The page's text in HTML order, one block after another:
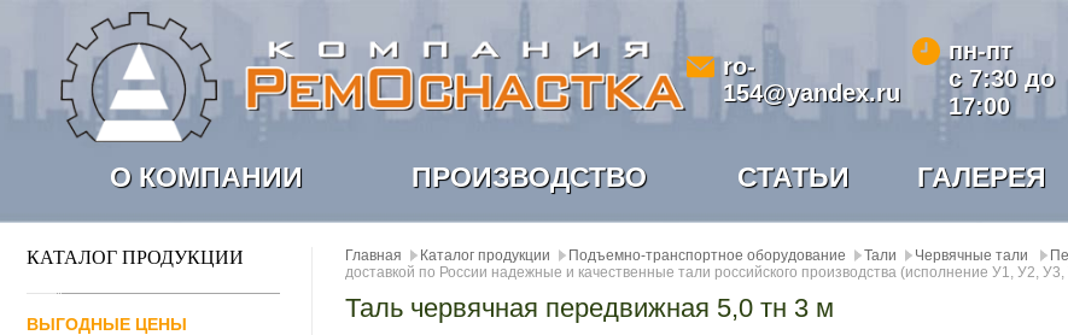
ro-
154@yandex.ru
пн-пт
с 7:30 до
17:00
О КОМПАНИИ ПРОИЗВОДСТВО СТАТЬИ ГАЛЕРЕЯ
КАТАЛОГ ПРОДУКЦИИ
ВЫГОДНЫЕ ЦЕНЫ
Главная Каталог продукции Подъемно-транспортное оборудование Тали Червячные тали
доставкой по России надежные и качественные тали российского производства (исполнение У1, У2,
Таль червячная передвижная 5,0 тн 3 м